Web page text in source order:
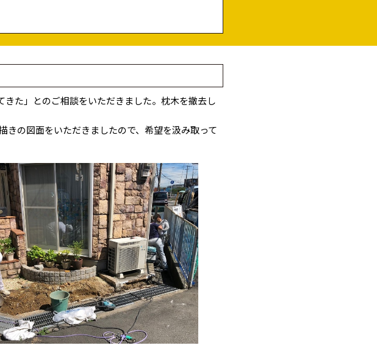
た」とのご相談をいただきました。枕木を撤去し
きの図面をいただきましたので、希望を汲み取って